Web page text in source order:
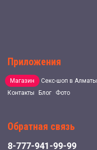
Приложения
Магазин
Секс-шоп в Алматы
Контакты
Блог Фото
Обратная связь
8-777-941-99-99